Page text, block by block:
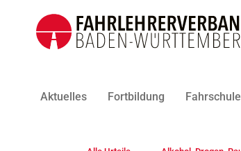
Aktuelles Fortbildung